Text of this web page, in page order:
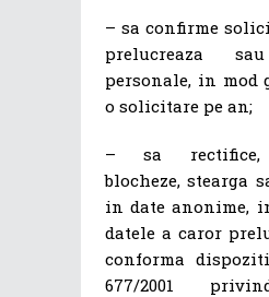
– sa confirme
prelucreaza
personale, in mod
o solicitare pe an;
– sa rectifice,
blocheze, stearga
in date anonime,
datele a caror
conforma
677/2001